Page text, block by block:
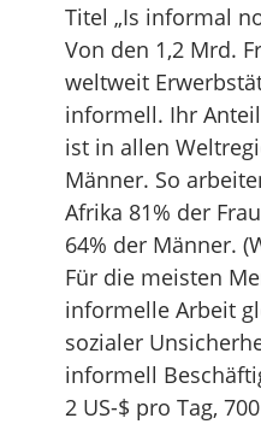
Titel „Is informal
Von den 1,2 Mrd.
weltweit
informell. Ihr
ist in allen
Männer. So
Afrika 81% der
64% der Männer.
Für die meisten
informelle Arbeit
sozialer
informell
2 US-$ pro Tag,